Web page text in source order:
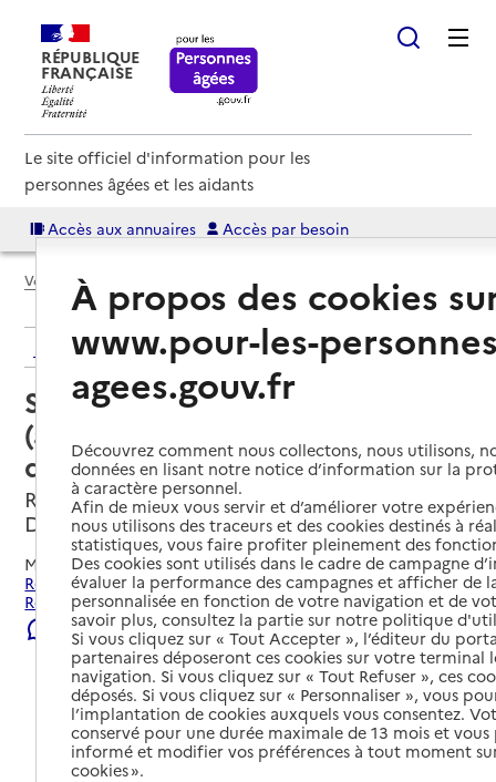
RÉPUBLIQUE
FRANÇAISE
Le site officiel d'information pour les
personnes âgées et les aidants
Accès aux annuaires Accès par besoin
Voir le fil d’Ariane
Retour aux résultats de l'annuaire
Service autonomie à domicile
(aide) – Services du Cias - Vallée
de l'homme
Rouffignac-Saint-Cernin-de-Reilhac,
DORDOGNE
Mis à jour le22/07/2026
Rechercher les établissements et services autour de
Rouffignac-Saint-Cernin-de-Reilhac.
Signaler une erreur
À propos des cookies
www.pour-les-
agees.gouv.fr
Découvrez comment nous collectons, nous utilisons,
données en lisant notre notice d’information sur la
à caractère personnel.
Afin de mieux vous servir et d’améliorer votre
nous utilisons des traceurs et des cookies destinés à
statistiques, vous faire profiter pleinement des
Des cookies sont utilisés dans le cadre de campagne
évaluer la performance des campagnes et afficher de
personnalisée en fonction de votre navigation et de
savoir plus, consultez la partie sur notre politique
Si vous cliquez sur « Tout Accepter », l’éditeur du
partenaires déposeront ces cookies sur votre terminal
navigation. Si vous cliquez sur « Tout Refuser », ces
déposés. Si vous cliquez sur « Personnaliser », vous
l’implantation de cookies auxquels vous consentez.
conservé pour une durée maximale de 13 mois et
informé et modifier vos préférences à tout moment
cookies ».